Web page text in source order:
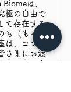
は、
極の自由で
て存在する
も（もった
は、コンテ
さまにお渡
ういうこと